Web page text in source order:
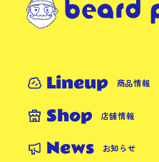
Lineup 商品情報
Shop 店舗情報
News お知らせ